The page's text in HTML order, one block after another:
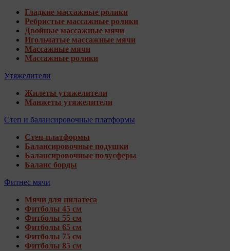
Гладкие массажные ролики
Ребристые массажные ролики
Двойные массажные мячи
Игольчатые массажные мячи
Массажные мячи
Массажные ролики
Утяжелители
Жилеты утяжелители
Манжеты утяжелители
Степ и балансировочные платформы
Степ-платформы
Балансировочные подушки
Балансировочные полусферы
Баланс борды
Фитнес мячи
Мячи для пилатеса
Фитболы 45 см
Фитболы 55 см
Фитболы 65 см
Фитболы 75 см
Фитболы 85 см